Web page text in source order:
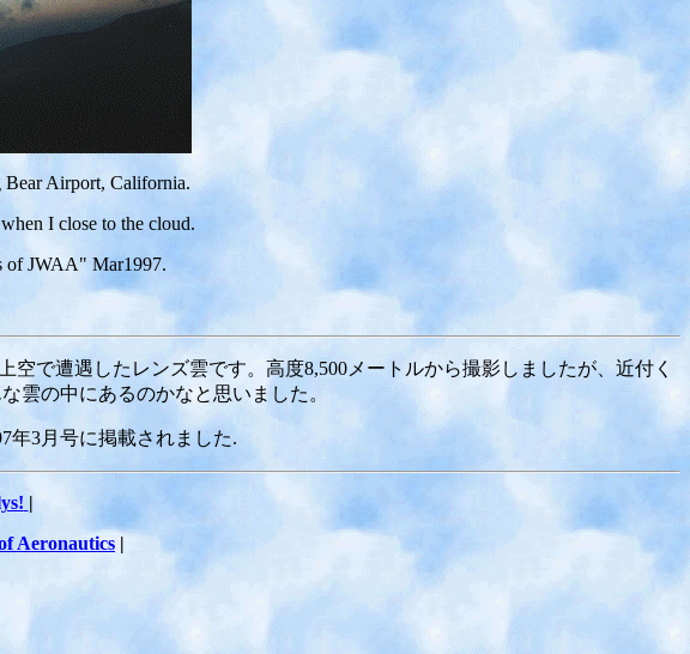
Bear Airport, California.
I close to the cloud.
of JWAA" Mar1997.
で遭遇したレンズ雲です。高度8,500メートルから撮影しましたが、近付く
雲の中にあるのかなと思いました。
年3月号に掲載されました.
|
Aeronautics |